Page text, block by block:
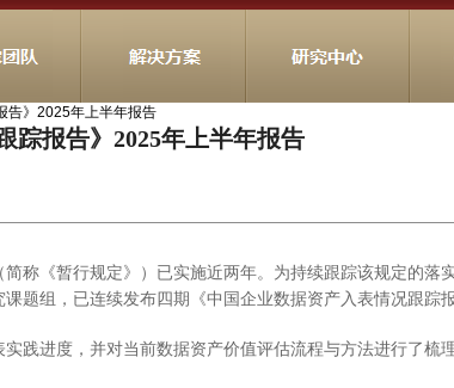
告》2025年上半年报告
踪报告》2025年上半年报告
称《暂行规定》）已实施近两年。为持续跟踪该规定的落
题组，已连续发布四期《中国企业数据资产入表情况跟踪
践进度，并对当前数据资产价值评估流程与方法进行了梳理